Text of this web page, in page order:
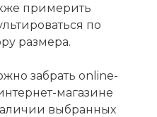
примерить
по
размера.
забрать online-
магазине
выбранных